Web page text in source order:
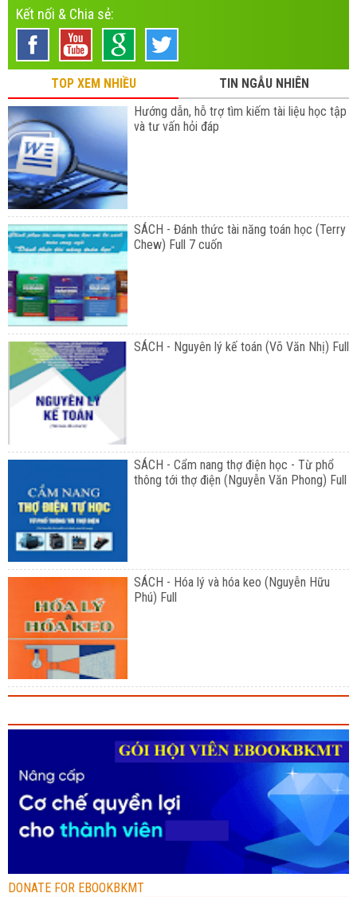
Kết nối & Chia sẻ:
TOP XEM NHIỀU
TIN NGẪU NHIÊN
Hướng dẫn, hỗ trợ tìm kiếm tài liệu học tập
và tư vấn hỏi đáp
SÁCH - Đánh thức tài năng toán học (Terry
Chew) Full 7 cuốn
SÁCH - Nguyên lý kế toán (Võ Văn Nhị) Full
SÁCH - Cẩm nang thợ điện học - Từ phổ
thông tới thợ điện (Nguyễn Văn Phong) Full
SÁCH - Hóa lý và hóa keo (Nguyễn Hữu
Phú) Full
DONATE FOR EBOOKBKMT